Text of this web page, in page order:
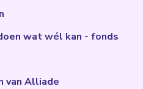
wat wél kan - fonds
van Alliade